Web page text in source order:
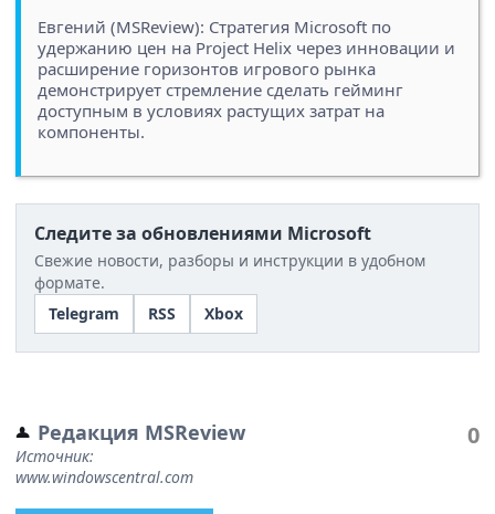
Евгений (MSReview): Стратегия Microsoft по
удержанию цен на Project Helix через инновации и
расширение горизонтов игрового рынка
демонстрирует стремление сделать гейминг
доступным в условиях растущих затрат на
компоненты.
Следите за обновлениями Microsoft
Свежие новости, разборы и инструкции в удобном
формате.
Telegram
RSS Xbox
Редакция MSReview
Источник:
www.windowscentral.com
0